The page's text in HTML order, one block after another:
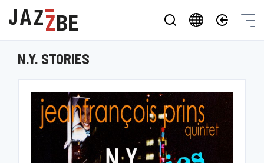
N.Y. STORIES